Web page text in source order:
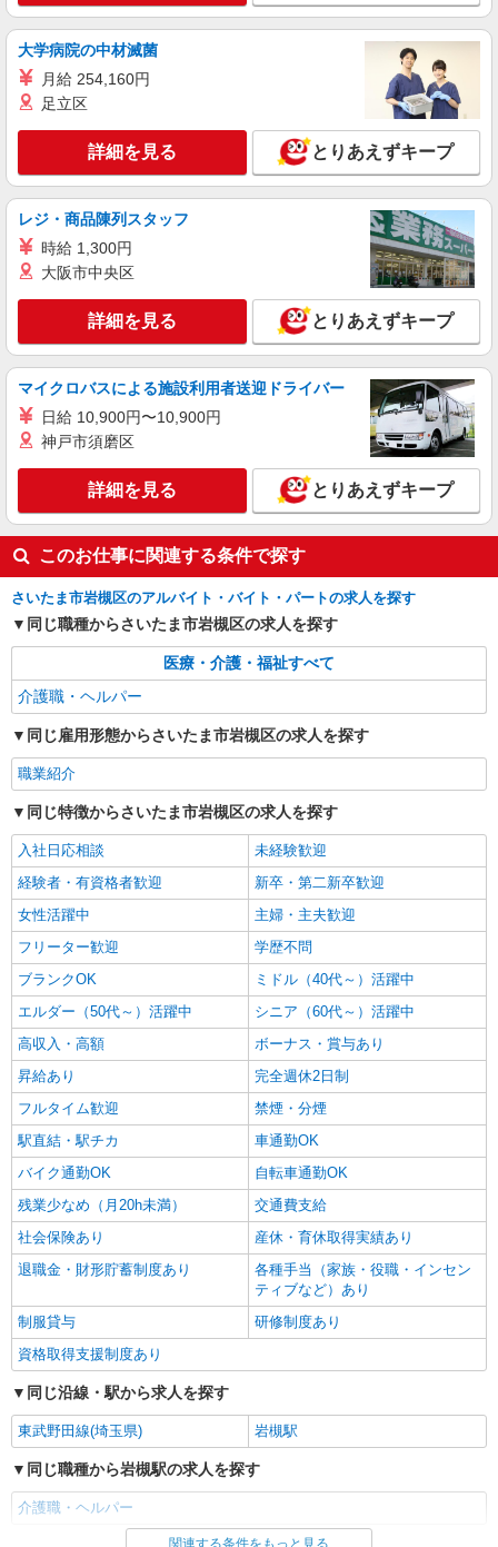
キープ 詳細を見る
派遣社員
（株）ウィルオブ・ワークCW 大宮支店/ms110101
時給1650円 ◆前払い・日払い・週払いOK
埼玉県さいたま市岩槻区
キープ 詳細を見る
職業紹介
株式会社トラストグロース 新宿本社 第3営業部
特別養護老人ホームでの介護士
月給：226,000円〜 ※資格・経験により異なる
埼玉県さいたま市岩槻区
キープ 詳細を見る
大学病院の中材滅菌
月給 254,160円
足立区
詳細を見る とりあえずキープ
レジ・商品陳列スタッフ
時給 1,300円
大阪市中央区
詳細を見る とりあえずキープ
マイクロバスによる施設利用者送迎ドライバー
日給 10,900円〜10,900円
神戸市須磨区
詳細を見る とりあえずキープ
このお仕事に関連する条件で探す
さいたま市岩槻区のアルバイト・バイト・パートの求人を探す
同じ職種からさいたま市岩槻区の求人を探す
医療・介護・福祉すべて
介護職・ヘルパー
同じ雇用形態からさいたま市岩槻区の求人を探す
職業紹介
同じ特徴からさいたま市岩槻区の求人を探す
入社日応相談
未経験歓迎
経験者・有資格者歓迎
新卒・第二新卒歓迎
女性活躍中
主婦・主夫歓迎
フリーター歓迎
学歴不問
ブランクOK
ミドル（40代～）活躍中
エルダー（50代～）活躍中
シニア（60代～）活躍中
高収入・高額
ボーナス・賞与あり
昇給あり
完全週休2日制
フルタイム歓迎
禁煙・分煙
駅直結・駅チカ
車通勤OK
バイク通勤OK
自転車通勤OK
残業少なめ（月20h未満）
交通費支給
社会保険あり
産休・育休取得実績あり
退職金・財形貯蓄制度あり
各種手当（家族・役職・インセン
ティブなど）あり
制服貸与
研修制度あり
資格取得支援制度あり
同じ沿線・駅から求人を探す
東武野田線(埼玉県) 岩槻駅
同じ職種から岩槻駅の求人を探す
介護職・ヘルパー
関連する条件をもっと見る